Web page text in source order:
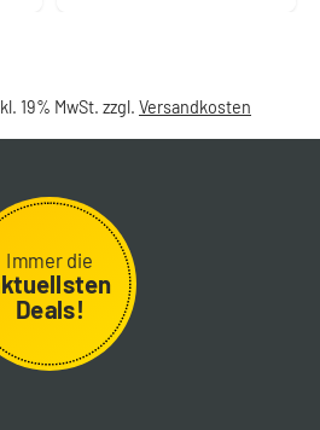
19% MwSt. zzgl. Versandkosten
Immer die
Deals!